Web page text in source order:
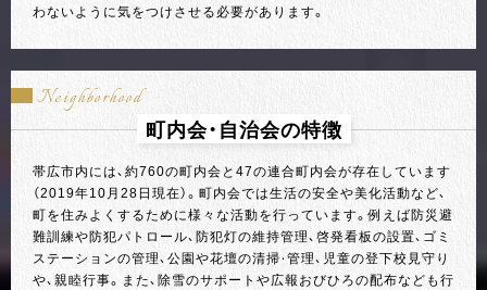
わないように気をつけさせる必要があります。
Neighborhood
町内会・自治会の特徴
帯広市内には、約760の町内会と47の連合町内会が存在しています
（2019年10月28日現在）。町内会では生活の安全や美化活動など、
町を住みよくするために様々な活動を行っています。例えば防災避
難訓練や防犯パトロール、防犯灯の維持管理、啓発看板の設置、ゴミ
ステーションの管理、公園や花壇の清掃・管理、児童の登下校見守り
や、親睦行事。また、除雪のサポートや広報おびひろの配布なども行